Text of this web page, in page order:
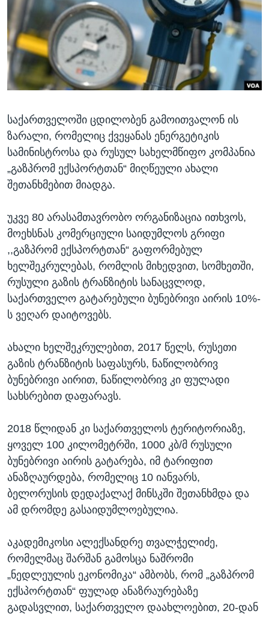
ᲡᲢᲣᲓᲘᲐ ᲕᲐᲨᲘᲜᲒᲢᲝᲜᲘ
ᲔᲙᲝᲜᲝᲛᲘᲙᲐ
ᲯᲐᲜᲛᲠᲗᲔᲚᲝᲑᲐ
ᲛᲔᲪᲜᲘᲔᲠᲔᲑᲐ
ᲘᲜᲢᲔᲠᲕᲘᲣ
ᲒᲐᲚᲘᲚᲔᲝ
ᲓᲔᲖᲘᲜᲤᲝᲠᲛᲐᲪᲘᲐ
Learning English
ᲗᲕᲐᲚᲘ ᲒᲕᲐᲓᲔᲕᲜᲔᲗ
საქართველოში ცდილობენ გამოითვალონ ის
ზარალი, რომელიც ქვეყანას ენერგეტიკის
სამინისტროსა და რუსულ სახელმწიფო კომპანია
„გაზპრომ ექსპორტთან“ მიღწეული ახალი
შეთანხმებით მიადგა.
უკვე 80 არასამთავრობო ორგანიზაცია ითხვოს,
მოეხსნას კომერციული საიდუმლოს გრიფი
,,გაზპრომ ექსპორტთან“ გაფორმებულ
ხელშეკრულებას, რომლის მიხედვით, სომხეთში,
რუსული გაზის ტრანზიტის სანაცვლოდ,
საქართველო გატარებული ბუნებრივი აირის 10%-
ს ვეღარ დაიტოვებს.
ახალი ხელშეკრულებით, 2017 წელს, რუსეთი
გაზის ტრანზიტის საფასურს, ნაწილობრივ
ბუნებრივი აირით, ნაწილობრივ კი ფულადი
სახსრებით დაფარავს.
2018 წლიდან კი საქართველოს ტერიტორიაზე,
ყოველ 100 კილომეტრში, 1000 კბ/მ რუსული
ბუნებრივი აირის გატარება, იმ ტარიფით
ანაზღაურდება, რომელიც 10 იანვარს,
ბელორუსის დედაქალაქ მინსკში შეთანხმდა და
ამ დრომდე გასაიდუმლოებულია.
აკადემიკოსი ალექსანდრე თვალჭელიძე,
რომელმაც შარშან გამოსცა ნაშრომი
„ნედლეულის ეკონომიკა“ ამბობს, რომ „გაზპრომ
ექსპორტთან“ ფულად ანაზრაურებაზე
გადასვლით, საქართველო დაახლოებით, 20-დან